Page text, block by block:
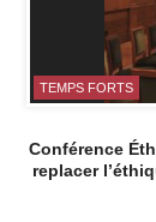
TEMPS FORTS
Conférence
replacer